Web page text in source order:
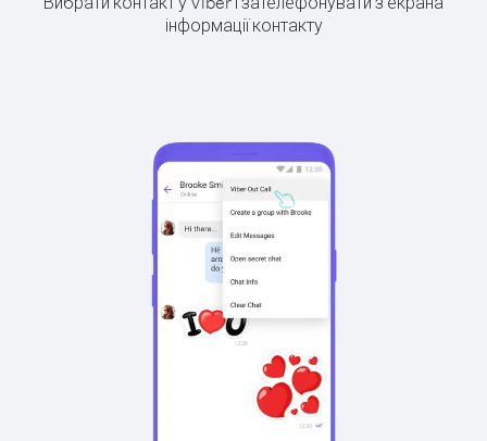
інформації контакту